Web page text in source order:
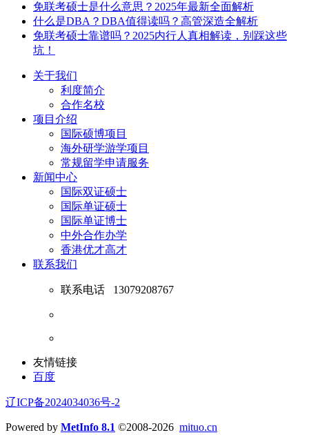
免联考硕士是什么意思？2025年最新全面解析
什么是DBA？DBA值得读吗？高管深造全解析
免联考硕士靠谱吗？2025内行人真相解读，别踩这些
坑！
关于我们
利度简介
合作名校
项目介绍
国际硕博项目
海外研学游学项目
常规留学申请服务
新闻中心
国际双证硕士
国际单证硕士
国际单证博士
中外合作办学
香港优才高才
联系我们
联系电话 13079208767
友情链接
百度
辽ICP备2024034036号-2
Powered by MetInfo 8.1 ©2008-2026 mituo.cn